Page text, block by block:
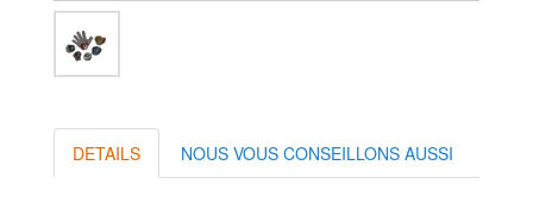
DETAILS NOUS VOUS CONSEILLONS AUSSI